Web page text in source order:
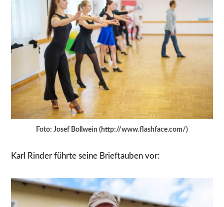
Foto: Josef Bollwein (http://www.flashface.com/)
Karl Rinder führte seine Brieftauben vor: